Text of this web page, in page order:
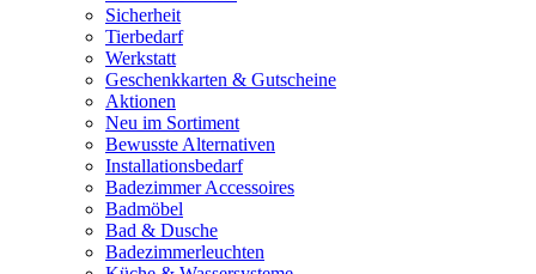
Sicherheit
Tierbedarf
Werkstatt
Geschenkkarten & Gutscheine
Aktionen
Neu im Sortiment
Bewusste Alternativen
Installationsbedarf
Badezimmer Accessoires
Badmöbel
Bad & Dusche
Badezimmerleuchten